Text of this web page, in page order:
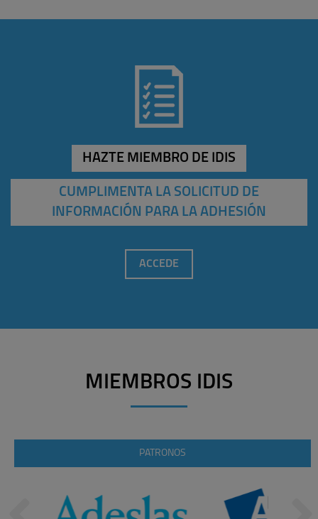
HAZTE MIEMBRO DE IDIS
CUMPLIMENTA LA SOLICITUD DE
INFORMACIÓN PARA LA ADHESIÓN
ACCEDE
MIEMBROS IDIS
PATRONOS